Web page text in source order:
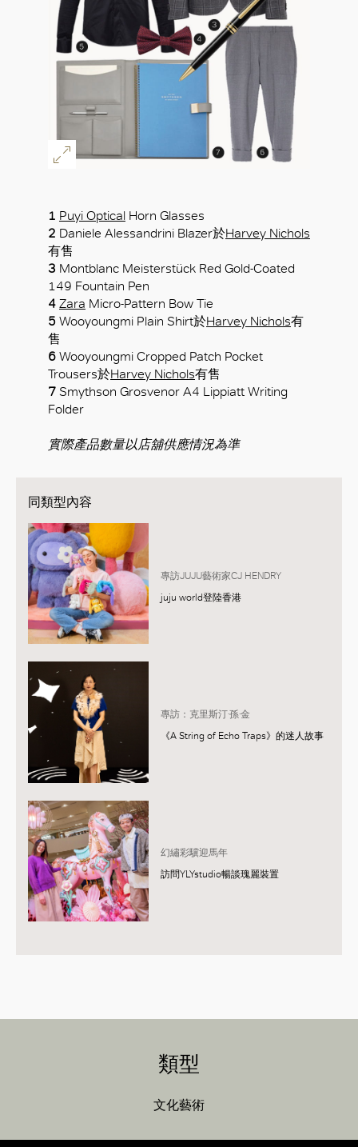
1 Puyi Optical Horn Glasses
2 Daniele Alessandrini Blazer於Harvey Nichols
有售
3 Montblanc Meisterstück Red Gold-Coated
149 Fountain Pen
4 Zara Micro-Pattern Bow Tie
5 Wooyoungmi Plain Shirt於Harvey Nichols有
售
6 Wooyoungmi Cropped Patch Pocket
Trousers於Harvey Nichols有售
7 Smythson Grosvenor A4 Lippiatt Writing
Folder
實際產品數量以店舖供應情況為準
同類型內容
專訪JUJU藝術家CJ HENDRY
juju world登陸香港
專訪：克里斯汀·孫·金
《A String of Echo Traps》的迷人故事
幻繡彩驥迎馬年
訪問YLYstudio暢談瑰麗裝置
類型
文化藝術